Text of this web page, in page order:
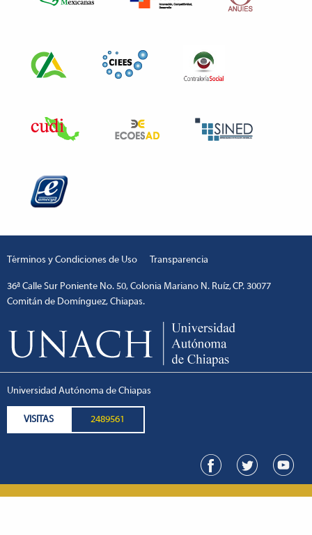
Términos y Condiciones de Uso Transparencia
36ª Calle Sur Poniente No. 50, Colonia Mariano N. Ruíz, CP. 30077
Comitán de Domínguez, Chiapas.
Universidad Autónoma de Chiapas
VISITAS 2489561